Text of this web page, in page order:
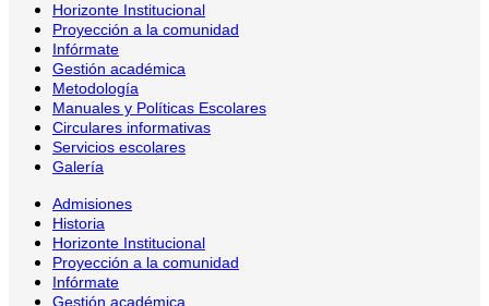
Horizonte Institucional
Proyección a la comunidad
Infórmate
Gestión académica
Metodología
Manuales y Políticas Escolares
Circulares informativas
Servicios escolares
Galería
Admisiones
Historia
Horizonte Institucional
Proyección a la comunidad
Infórmate
Gestión académica